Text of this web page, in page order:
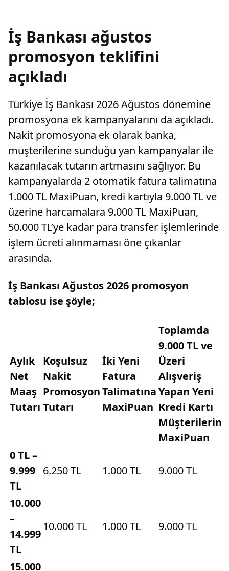
İş Bankası ağustos
promosyon teklifini
açıkladı
Türkiye İş Bankası 2026 Ağustos dönemine
promosyona ek kampanyalarını da açıkladı.
Nakit promosyona ek olarak banka,
müşterilerine sunduğu yan kampanyalar ile
kazanılacak tutarın artmasını sağlıyor. Bu
kampanyalarda 2 otomatik fatura talimatına
1.000 TL MaxiPuan, kredi kartıyla 9.000 TL ve
üzerine harcamalara 9.000 TL MaxiPuan,
50.000 TL’ye kadar para transfer işlemlerinde
işlem ücreti alınmaması öne çıkanlar
arasında.
İş Bankası Ağustos 2026 promosyon
tablosu ise şöyle;
Aylık
Net
Maaş
Tutarı
Koşulsuz
Nakit
Promosyon
Tutarı
İki Yeni
Fatura
Talimatına
MaxiPuan
Toplamda
9.000 TL ve
Üzeri
Alışveriş
Yapan Yeni
Kredi Kartı
Müşterilerine
MaxiPuan
0 TL –
9.999
TL
6.250 TL 1.000 TL 9.000 TL
10.000
–
14.999
TL
10.000 TL 1.000 TL 9.000 TL
15.000